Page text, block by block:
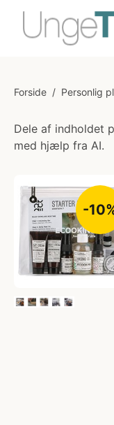
Forside / Personlig
Dele af indholdet
med hjælp fra AI.
-